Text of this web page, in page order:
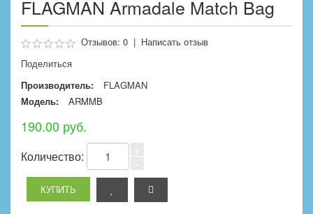
FLAGMAN Armadale Match Bag
Отзывов: 0 | Написать отзыв
Поделиться
Производитель:
FLAGMAN
Модель:
ARMMB
190.00 руб.
Количество: